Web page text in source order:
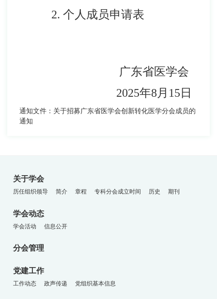
2. 个人成员申请表
广东省医学会
2025年8月15日
通知文件：关于招募广东省医学会创新转化医学分会成员的
通知
关于学会
历任组织领导 简介 章程 专科分会成立时间 历史 期刊
学会动态
学会活动 信息公开
分会管理
党建工作
工作动态 政声传递 党组织基本信息